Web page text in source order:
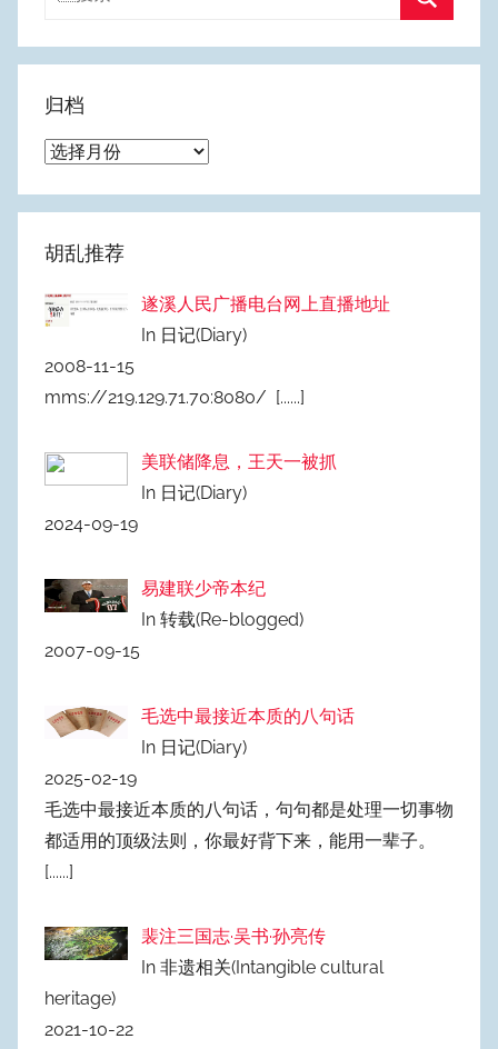
索
归档
归
胡乱推荐
遂溪人民广播电台网上直播地址
In 日记(Diary)
2008-11-15
mms://219.129.71.70:8080/ [......]
美联储降息，王天一被抓
In 日记(Diary)
2024-09-19
易建联少帝本纪
In 转载(Re-blogged)
2007-09-15
毛选中最接近本质的八句话
In 日记(Diary)
2025-02-19
毛选中最接近本质的八句话，句句都是处理一切事物
都适用的顶级法则，你最好背下来，能用一辈子。
[......]
裴注三国志·吴书·孙亮传
In 非遗相关(Intangible cultural
heritage)
2021-10-22